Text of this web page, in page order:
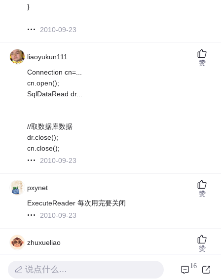
}
2010-09-23
liaoyukun111
Connection cn=...
cn.open();
SqlDataRead dr...
//取数据库数据
dr.close();
cn.close();
2010-09-23
赞
pxynet
ExecuteReader 每次用完要关闭
2010-09-23
赞
zhuxueliao
2010-09-23
赞
说点什么… 16